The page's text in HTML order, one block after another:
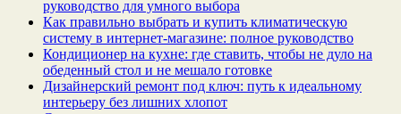
руководство для умного выбора
Как правильно выбрать и купить климатическую
систему в интернет‑магазине: полное руководство
Кондиционер на кухне: где ставить, чтобы не дуло на
обеденный стол и не мешало готовке
Дизайнерский ремонт под ключ: путь к идеальному
интерьеру без лишних хлопот